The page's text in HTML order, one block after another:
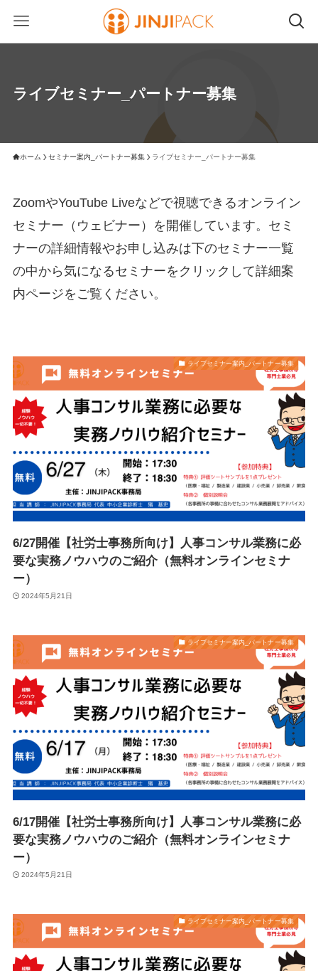
ライブセミナー_パートナー募集
ホーム セミナー案内_パートナー募集 ライブセミナー_パートナー募集
ZoomやYouTube Liveなどで視聴できるオンライン
セミナー（ウェビナー）を開催しています。セミ
ナーの詳細情報やお申し込みは下のセミナー一覧
の中から気になるセミナーをクリックして詳細案
内ページをご覧ください。
ライブセミナー案内_パートナー募集
6/27開催【社労士事務所向け】人事コンサル業務に必
要な実務ノウハウのご紹介（無料オンラインセミナ
ー）
2024年5月21日
ライブセミナー案内_パートナー募集
6/17開催【社労士事務所向け】人事コンサル業務に必
要な実務ノウハウのご紹介（無料オンラインセミナ
ー）
2024年5月21日
ライブセミナー案内_パートナー募集